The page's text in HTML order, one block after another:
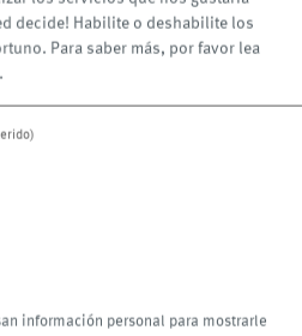
decide! Habilite o deshabilite los
Para saber más, por favor lea
.
información personal para mostrarle